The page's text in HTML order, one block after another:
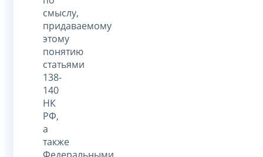
смыслу,
придаваемому
этому
понятию
статьями
138-
140
НК
РФ,
а
также